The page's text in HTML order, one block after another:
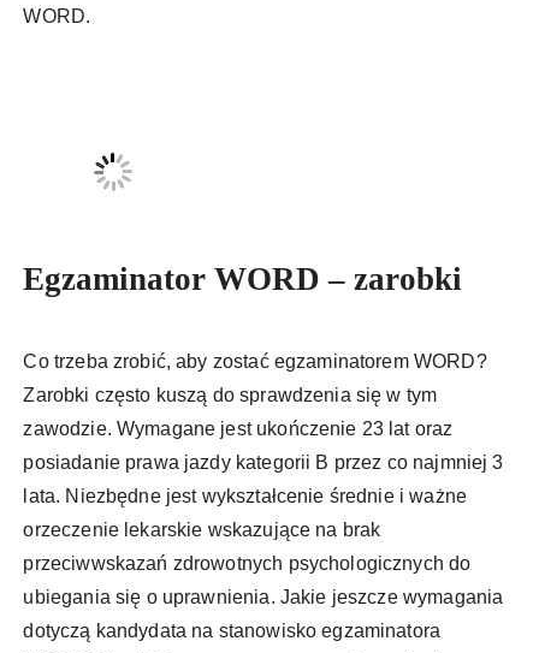
WORD.
Egzaminator WORD – zarobki
Co trzeba zrobić, aby zostać egzaminatorem WORD?
Zarobki często kuszą do sprawdzenia się w tym
zawodzie. Wymagane jest ukończenie 23 lat oraz
posiadanie prawa jazdy kategorii B przez co najmniej 3
lata. Niezbędne jest wykształcenie średnie i ważne
orzeczenie lekarskie wskazujące na brak
przeciwwskazań zdrowotnych psychologicznych do
ubiegania się o uprawnienia. Jakie jeszcze wymagania
dotyczą kandydata na stanowisko egzaminatora